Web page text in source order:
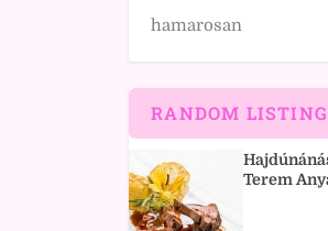
hamarosan
RANDOM
Terem